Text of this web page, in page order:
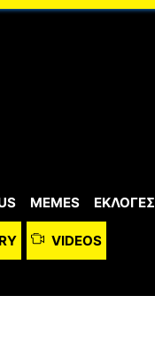
MEMES ΕΚΛΟΓΕΣ
VIDEOS